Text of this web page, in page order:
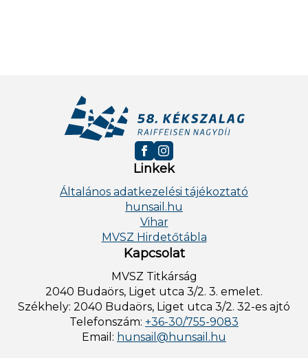
Linkek
Általános adatkezelési tájékoztató
hunsail.hu
Vihar
MVSZ Hirdetőtábla
Kapcsolat
MVSZ Titkárság
2040 Budaörs, Liget utca 3/2. 3. emelet.
Székhely: 2040 Budaörs, Liget utca 3/2. 32-es ajtó
Telefonszám: +36-30/755-9083
Email: hunsail@hunsail.hu